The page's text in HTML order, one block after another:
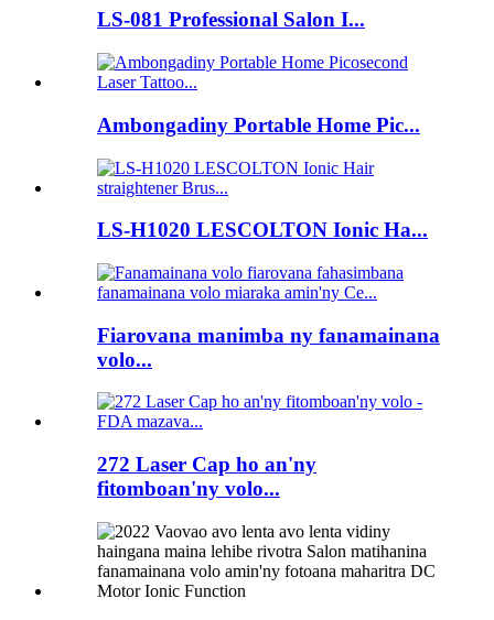
LS-081 Professional Salon I...
Ambongadiny Portable Home Pic...
LS-H1020 LESCOLTON Ionic Ha...
Fiarovana manimba ny fanamainana
volo...
272 Laser Cap ho an'ny
fitomboan'ny volo...